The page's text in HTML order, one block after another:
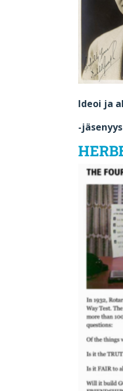
Ideoi ja
-